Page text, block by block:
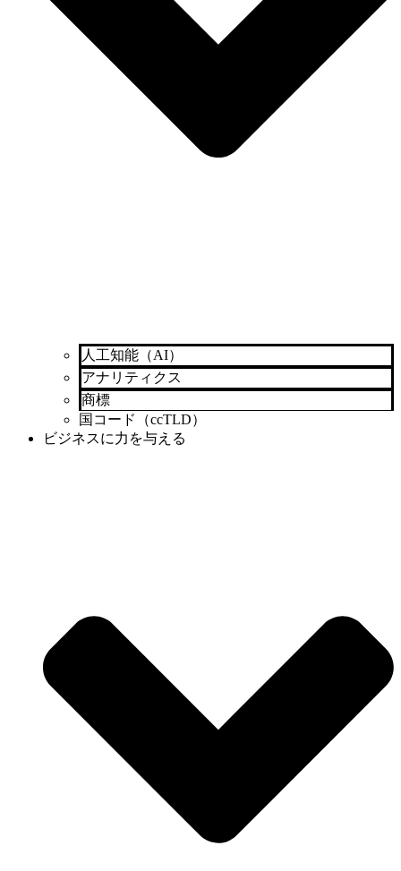
人工知能（AI）
アナリティクス
商標
国コード（ccTLD）
ビジネスに力を与える